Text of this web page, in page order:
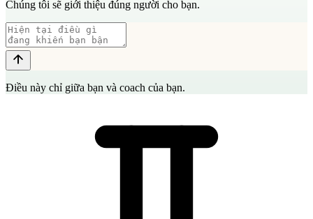
Chúng tôi sẽ giới thiệu đúng người cho bạn.
Điều này chỉ giữa bạn và coach của bạn.